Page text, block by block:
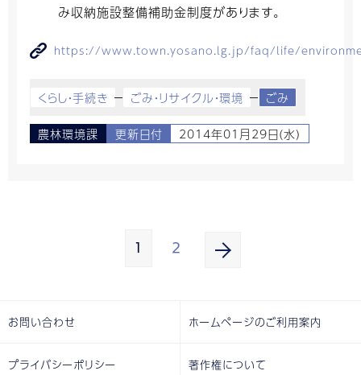
み収納施設整備補助金制度があります。
https://www.town.yosano.lg.jp/faq/life/
くらし・手続き ごみ・リサイクル・環境 ごみ
農林環境課 更新日付 2014年01月29日(水)
1 2
お問い合わせ ホームページのご利用案内
プライバシーポリシー 著作権について